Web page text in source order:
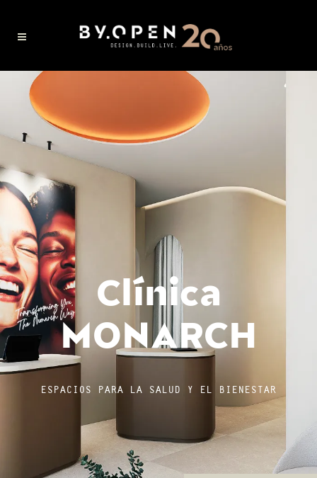
Clínica
MONARCH
ESPACIOS PARA LA SALUD Y EL BIENESTAR